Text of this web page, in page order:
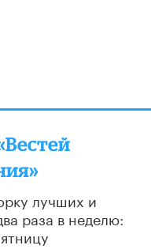
лучших и
раза в неделю: